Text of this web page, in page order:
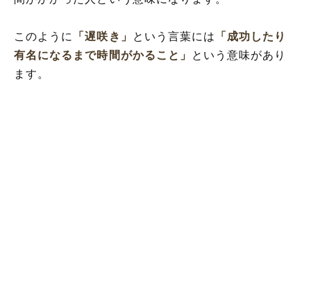
このように 「遅咲き」 という言葉には
「成功したり
有名になるまで時間がかること」
という意味があり
ます。